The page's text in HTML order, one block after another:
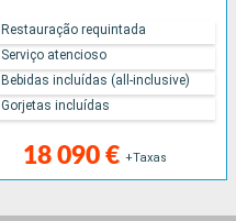
18 090 € +Taxas
Restauração requintada
Serviço atencioso
Bebidas incluídas (all-inclusive)
Gorjetas incluídas